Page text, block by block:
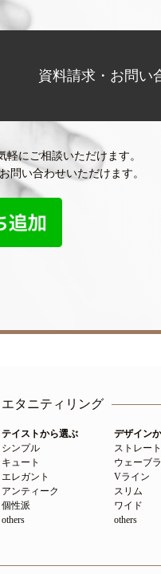
資料請求・お問い
軽にご相談いただけます。
問い合わせいただけます。
エタニティリング
テイストから選ぶ
シンプル
キュート
エレガント
アンティーク
個性派
others
デザイン
ストレート
ウェーブ
Vライン
スリム
ワイド
others